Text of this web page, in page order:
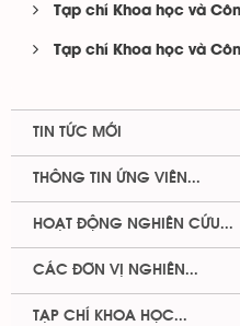
Tạp chí Khoa học và
Tạp chí Khoa học và
TIN TỨC MỚI
THÔNG TIN ỨNG VIÊN...
HOẠT ĐỘNG NGHIÊN CỨU...
CÁC ĐƠN VỊ NGHIÊN...
TẠP CHÍ KHOA HỌC...